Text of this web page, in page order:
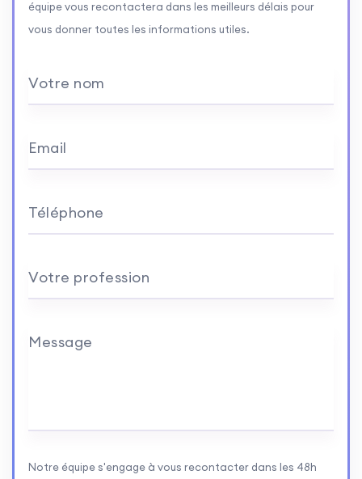
équipe vous recontactera dans les meilleurs délais pour
vous donner toutes les informations utiles.
Votre nom
Email
Téléphone
Votre profession
Message
Notre équipe s'engage à vous recontacter dans les 48h